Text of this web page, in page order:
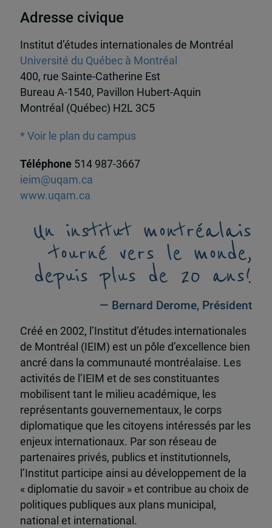
Adresse civique
Institut d’études internationales de Montréal
Université du Québec à Montréal
400, rue Sainte-Catherine Est
Bureau A-1540, Pavillon Hubert-Aquin
Montréal (Québec) H2L 3C5
* Voir le plan du campus
Téléphone 514 987-3667
ieim@uqam.ca
www.uqam.ca
Un institut montréalais
tourné vers le monde,
depuis plus de 20 ans!
— Bernard Derome, Président
Créé en 2002, l’Institut d’études internationales
de Montréal (IEIM) est un pôle d’excellence bien
ancré dans la communauté montréalaise. Les
activités de l’IEIM et de ses constituantes
mobilisent tant le milieu académique, les
représentants gouvernementaux, le corps
diplomatique que les citoyens intéressés par les
enjeux internationaux. Par son réseau de
partenaires privés, publics et institutionnels,
l’Institut participe ainsi au développement de la
« diplomatie du savoir » et contribue au choix de
politiques publiques aux plans municipal,
national et international.